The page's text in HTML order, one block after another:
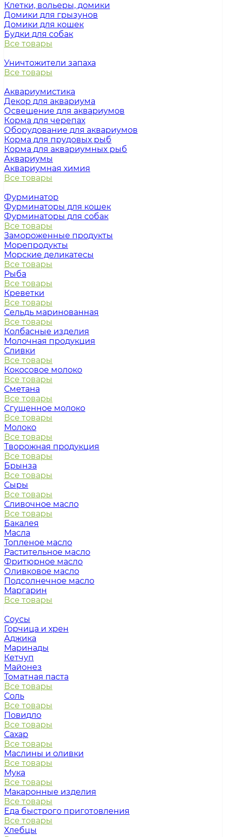
Клетки, вольеры, домики
Домики для грызунов
Домики для кошек
Будки для собак
Все товары
Уничтожители запаха
Все товары
Аквариумистика
Декор для аквариума
Освещение для аквариумов
Корма для черепах
Оборудование для аквариумов
Корма для прудовых рыб
Корма для аквариумных рыб
Аквариумы
Аквариумная химия
Все товары
Фурминатор
Фурминаторы для кошек
Фурминаторы для собак
Все товары
Замороженные продукты
Морепродукты
Морские деликатесы
Все товары
Рыба
Все товары
Креветки
Все товары
Сельдь маринованная
Все товары
Колбасные изделия
Молочная продукция
Сливки
Все товары
Кокосовое молоко
Все товары
Сметана
Все товары
Сгущенное молоко
Все товары
Молоко
Все товары
Творожная продукция
Все товары
Брынза
Все товары
Сыры
Все товары
Сливочное масло
Все товары
Бакалея
Масла
Топленое масло
Растительное масло
Фритюрное масло
Оливковое масло
Подсолнечное масло
Маргарин
Все товары
Соусы
Горчица и хрен
Аджика
Маринады
Кетчуп
Майонез
Томатная паста
Все товары
Соль
Все товары
Повидло
Все товары
Сахар
Все товары
Маслины и оливки
Все товары
Мука
Все товары
Макаронные изделия
Все товары
Еда быстрого приготовления
Все товары
Хлебцы